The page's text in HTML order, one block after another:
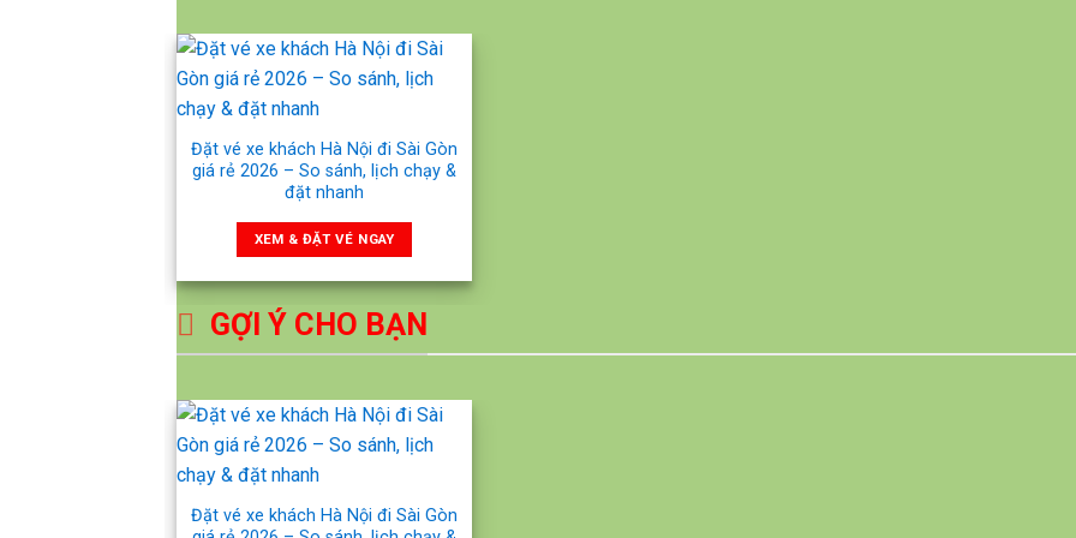
Đặt vé xe khách Hà Nội đi Sài Gòn
giá rẻ 2026 – So sánh, lịch chạy &
đặt nhanh
XEM & ĐẶT VÉ NGAY
GỢI Ý CHO BẠN
Đặt vé xe khách Hà Nội đi Sài Gòn